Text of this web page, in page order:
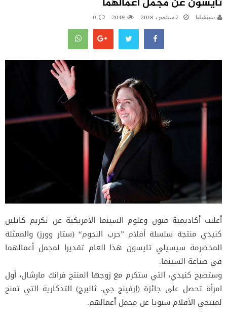
سينفيليا 7 سبتمبر، 2018 2049
0
أعلنت أكاديمية فنون وعلوم السينما الأمريكية عن تكريم كاثلين
كنيدي منتجة سلسلة أفلام ”حرب النجوم“ (ستار وورز) والممثلة
المخضرمة سيسيلي تايسون هذا العام تقديرا لمجمل أعمالهما
في صناعة السينما.
وستصبح كنيدي، التي ستكرم مع زوجها المنتج فرانك مارشال، أول
امرأة تحصل على جائزة (إرفينج جي. ثالبرج) التذكارية التي تمنح
لمنتجي الأفلام سنويا عن مجمل أعمالهم.